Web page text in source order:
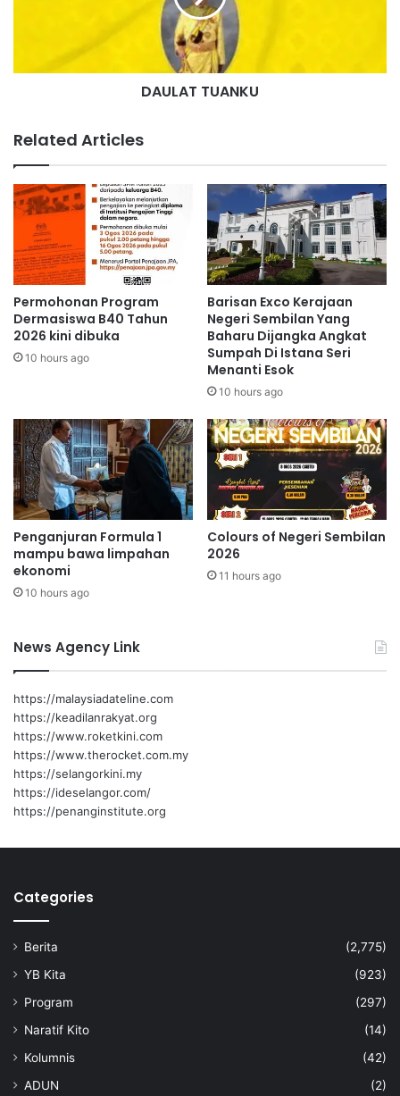
e
r
i
m
a
a
n
t
u
a
n
A
DAULAT TUANKU
Related Articles
Permohonan Program
Dermasiswa B40 Tahun
2026 kini dibuka
10 hours ago
Barisan Exco Kerajaan
Negeri Sembilan Yang
Baharu Dijangka Angkat
Sumpah Di Istana Seri
Menanti Esok
10 hours ago
Penganjuran Formula 1
mampu bawa limpahan
ekonomi
10 hours ago
Colours of Negeri Sembilan
2026
11 hours ago
News Agency Link
https://malaysiadateline.com
https://keadilanrakyat.org
https://www.roketkini.com
https://www.therocket.com.my
https://selangorkini.my
https://ideselangor.com/
https://penanginstitute.org
Categories
Berita
(2,775)
YB Kita
(923)
Program
(297)
Naratif Kito
(14)
Kolumnis
(42)
ADUN
(2)